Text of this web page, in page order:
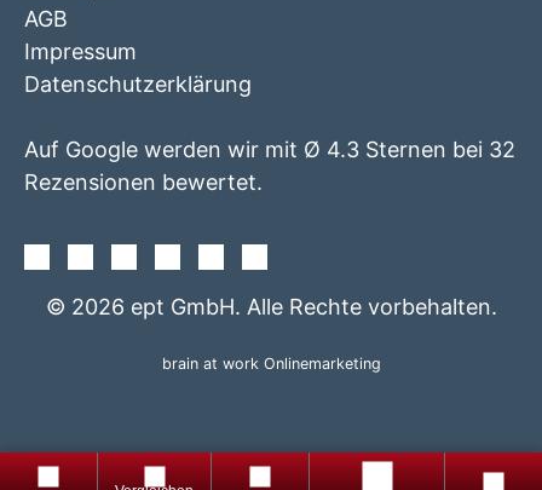
+49
8861
Produkte
Gratis
Produktfinder totop
AGB
Impressum
Datenschutzerklärung
Auf Google werden wir mit Ø 4.3 Sternen bei 32
Rezensionen bewertet.
© 2026 ept GmbH. Alle Rechte vorbehalten.
brain at work Onlinemarketing